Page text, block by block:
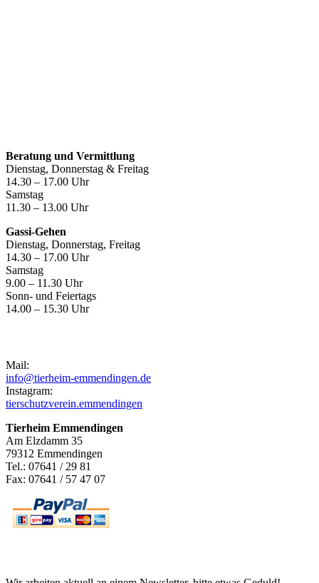
Beratung und Vermittlung
Dienstag, Donnerstag & Freitag
14.30 – 17.00 Uhr
Samstag
11.30 – 13.00 Uhr
Gassi-Gehen
Dienstag, Donnerstag, Freitag
14.30 – 17.00 Uhr
Samstag
9.00 – 11.30 Uhr
Sonn- und Feiertags
14.00 – 15.30 Uhr
Mail:
info@tierheim-emmendingen.de
Instagram:
tierschutzverein.emmendingen
Tierheim Emmendingen
Am Elzdamm 35
79312 Emmendingen
Tel.: 07641 / 29 81
Fax: 07641 / 57 47 07